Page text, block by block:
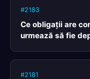
#2183
Ce obligaţii are
urmează să fie
#2181